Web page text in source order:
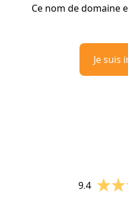
Ce nom de domaine
Je suis
9.4